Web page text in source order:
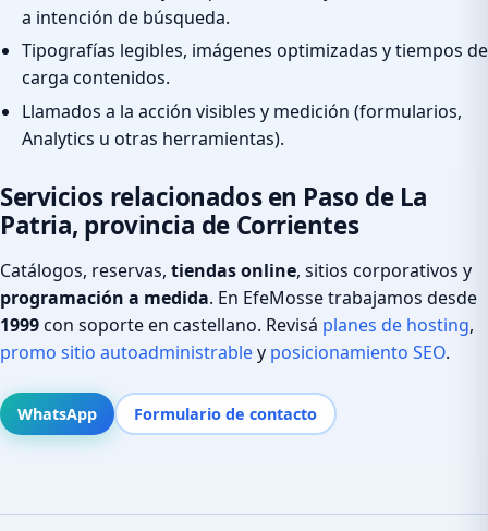
a intención de búsqueda.
Tipografías legibles, imágenes optimizadas y tiempos de
carga contenidos.
Llamados a la acción visibles y medición (formularios,
Analytics u otras herramientas).
Servicios relacionados en Paso de La
Patria, provincia de Corrientes
Catálogos, reservas, tiendas online, sitios corporativos y
programación a medida. En EfeMosse trabajamos desde
1999con soporte en castellano. Revisá planes de hosting,
promo sitio autoadministrabley posicionamiento SEO.
WhatsApp Formulario de contacto